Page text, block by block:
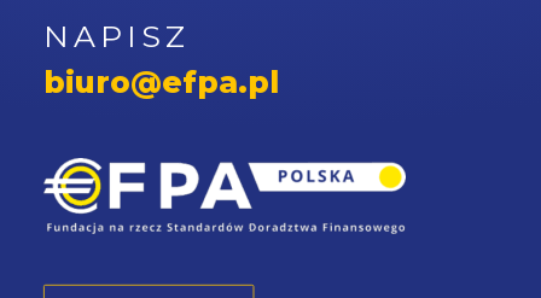
NAPISZ
biuro@efpa.pl